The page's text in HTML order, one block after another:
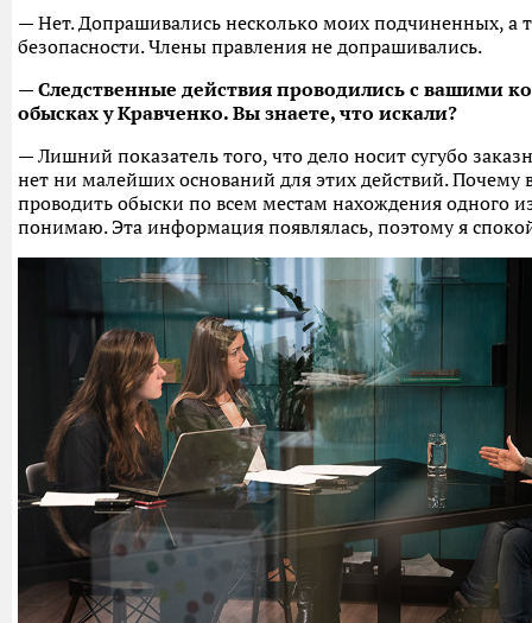
— Нет. Допрашивались несколько моих подчиненных, а
безопасности. Члены правления не допрашивались.
— Следственные действия проводились с вашими
обысках у Кравченко. Вы знаете, что искали?
— Лишний показатель того, что дело носит сугубо
нет ни малейших оснований для этих действий. Почему
проводить обыски по всем местам нахождения одного
понимаю. Эта информация появлялась, поэтому я